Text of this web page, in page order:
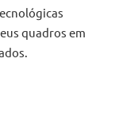
quadros em